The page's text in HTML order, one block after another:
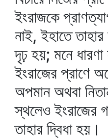
ইংরাজকে
নাই, ইহাতে
দৃঢ় হয়; মনে
ইংরাজের প্রাণে
অপমান অথবা
স্থলেও ইংরাজের
তাহার দ্বিধা হয়।